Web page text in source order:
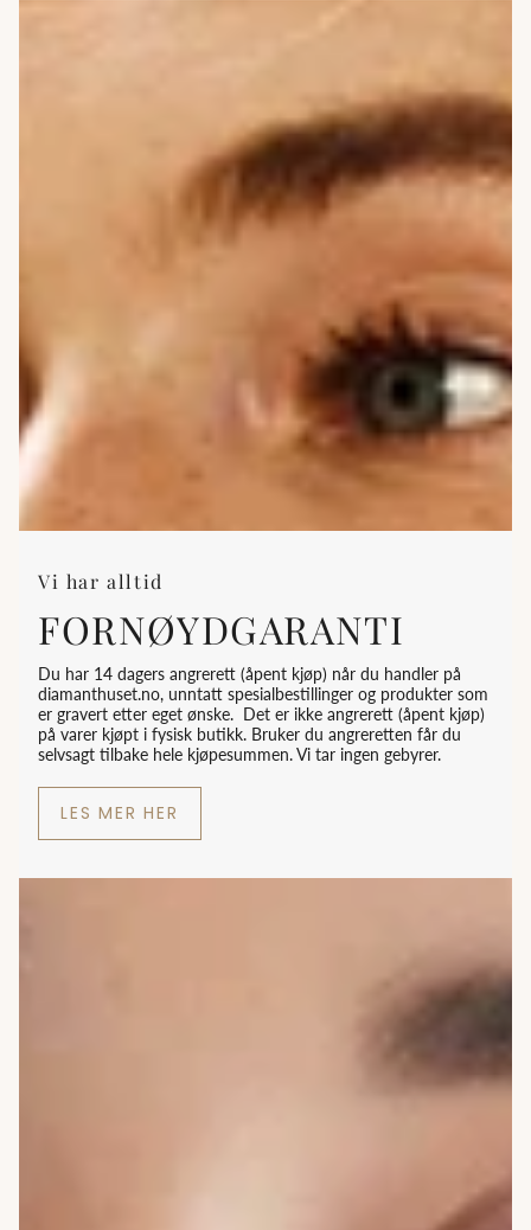
Vi har alltid
FORNØYDGARANTI
Du har 14 dagers angrerett (åpent kjøp) når du handler på
diamanthuset.no, unntatt spesialbestillinger og produkter som
er gravert etter eget ønske. Det er ikke angrerett (åpent kjøp)
på varer kjøpt i fysisk butikk. Bruker du angreretten får du
selvsagt tilbake hele kjøpesummen. Vi tar ingen gebyrer.
LES MER HER